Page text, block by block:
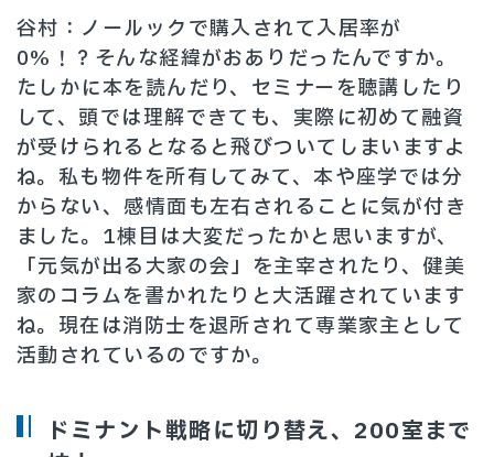
谷村：ノールックで購入されて入居率が
0%！？そんな経緯がおありだったんですか。
たしかに本を読んだり、セミナーを聴講したり
して、頭では理解できても、実際に初めて融資
が受けられるとなると飛びついてしまいますよ
ね。私も物件を所有してみて、本や座学では分
からない、感情面も左右されることに気が付き
ました。1棟目は大変だったかと思いますが、
「元気が出る大家の会」を主宰されたり、健美
家のコラムを書かれたりと大活躍されています
ね。現在は消防士を退所されて専業家主として
活動されているのですか。
ドミナント戦略に切り替え、200室まで